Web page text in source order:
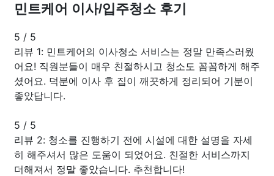
민트케어 이사/입주청소 후기
5 / 5
리뷰 1: 민트케어의 이사청소 서비스는 정말 만족스러웠
어요! 직원분들이 매우 친절하시고 청소도 꼼꼼하게 해주
셨어요. 덕분에 이사 후 집이 깨끗하게 정리되어 기분이
좋았답니다.
5 / 5
리뷰 2: 청소를 진행하기 전에 시설에 대한 설명을 자세
히 해주셔서 많은 도움이 되었어요. 친절한 서비스까지
더해져서 정말 좋았습니다. 추천합니다!